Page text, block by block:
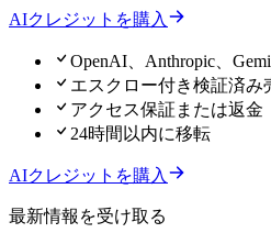
AIクレジットを購入
OpenAI、Anthropic、
エスクロー付き検証済み
アクセス保証または返金
24時間以内に移転
AIクレジットを購入
最新情報を受け取る